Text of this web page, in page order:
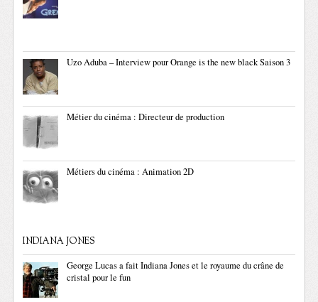
Uzo Aduba – Interview pour Orange is the new black Saison 3
Métier du cinéma : Directeur de production
Métiers du cinéma : Animation 2D
INDIANA JONES
George Lucas a fait Indiana Jones et le royaume du crâne de
cristal pour le fun